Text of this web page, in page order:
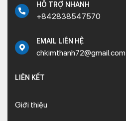
HỖ TRỢ NHANH
+842838547570
EMAIL LIÊN HỆ
chkimthanh72@gmail.com
LIÊN KẾT
Giới thiệu